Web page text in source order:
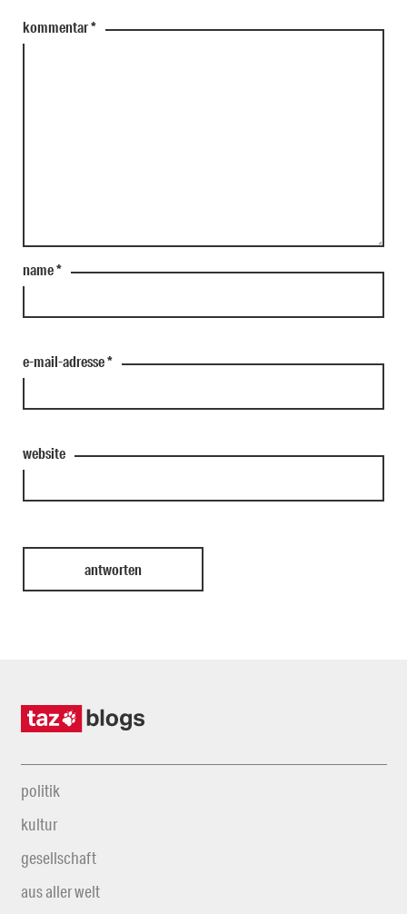
kommentar*
name*
e-mail-adresse*
website
politik
kultur
gesellschaft
aus aller welt